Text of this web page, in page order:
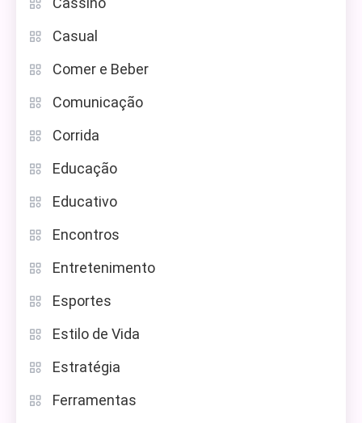
Casual
Comer e Beber
Comunicação
Corrida
Educação
Educativo
Encontros
Entretenimento
Esportes
Estilo de Vida
Estratégia
Ferramentas